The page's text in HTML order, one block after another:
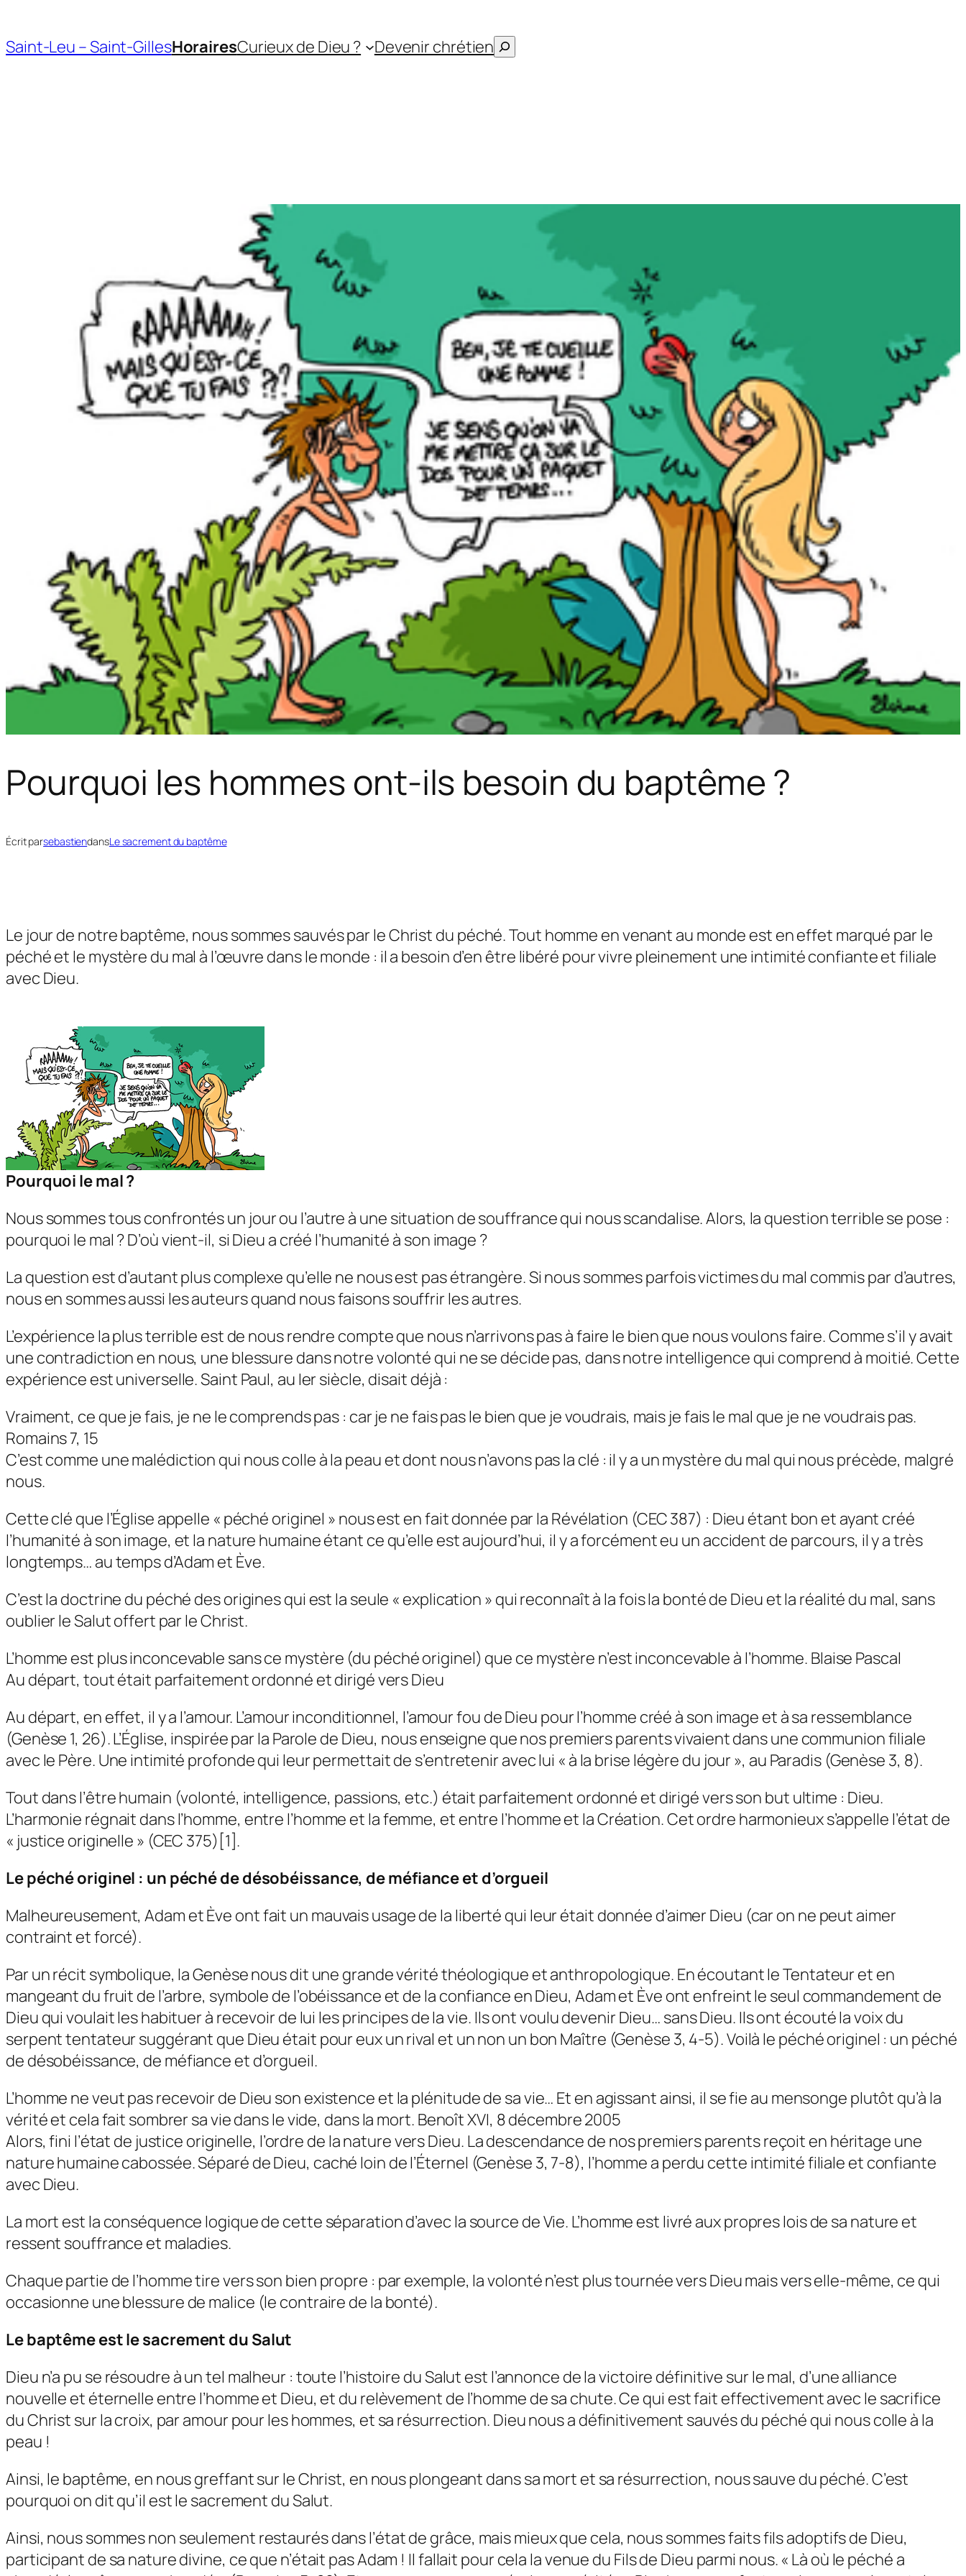
au
contenu
Saint-Leu – Saint-GillesHorairesCurieux de Dieu ? Devenir chrétien Rechercher
Pourquoi les hommes ont-ils besoin du baptême ?
Écrit parsebastiendansLe sacrement du baptême
Le jour de notre baptême, nous sommes sauvés par le Christ du péché. Tout homme en venant au monde est en effet marqué par le
péché et le mystère du mal à l’œuvre dans le monde : il a besoin d’en être libéré pour vivre pleinement une intimité confiante et filiale
avec Dieu.
Pourquoi le mal ?
Nous sommes tous confrontés un jour ou l’autre à une situation de souffrance qui nous scandalise. Alors, la question terrible se pose :
pourquoi le mal ? D’où vient-il, si Dieu a créé l’humanité à son image ?
La question est d’autant plus complexe qu’elle ne nous est pas étrangère. Si nous sommes parfois victimes du mal commis par d’autres,
nous en sommes aussi les auteurs quand nous faisons souffrir les autres.
L’expérience la plus terrible est de nous rendre compte que nous n’arrivons pas à faire le bien que nous voulons faire. Comme s’il y avait
une contradiction en nous, une blessure dans notre volonté qui ne se décide pas, dans notre intelligence qui comprend à moitié. Cette
expérience est universelle. Saint Paul, au Ier siècle, disait déjà :
Vraiment, ce que je fais, je ne le comprends pas : car je ne fais pas le bien que je voudrais, mais je fais le mal que je ne voudrais pas.
Romains 7, 15
C’est comme une malédiction qui nous colle à la peau et dont nous n’avons pas la clé : il y a un mystère du mal qui nous précède, malgré
nous.
Cette clé que l’Église appelle « péché originel » nous est en fait donnée par la Révélation (CEC 387) : Dieu étant bon et ayant créé
l’humanité à son image, et la nature humaine étant ce qu’elle est aujourd’hui, il y a forcément eu un accident de parcours, il y a très
longtemps… au temps d’Adam et Ève.
C’est la doctrine du péché des origines qui est la seule « explication » qui reconnaît à la fois la bonté de Dieu et la réalité du mal, sans
oublier le Salut offert par le Christ.
L’homme est plus inconcevable sans ce mystère (du péché originel) que ce mystère n’est inconcevable à l’homme. Blaise Pascal
Au départ, tout était parfaitement ordonné et dirigé vers Dieu
Au départ, en effet, il y a l’amour. L’amour inconditionnel, l’amour fou de Dieu pour l’homme créé à son image et à sa ressemblance
(Genèse 1, 26). L’Église, inspirée par la Parole de Dieu, nous enseigne que nos premiers parents vivaient dans une communion filiale
avec le Père. Une intimité profonde qui leur permettait de s’entretenir avec lui « à la brise légère du jour », au Paradis (Genèse 3, 8).
Tout dans l’être humain (volonté, intelligence, passions, etc.) était parfaitement ordonné et dirigé vers son but ultime : Dieu.
L’harmonie régnait dans l’homme, entre l’homme et la femme, et entre l’homme et la Création. Cet ordre harmonieux s’appelle l’état de
« justice originelle » (CEC 375)[1].
Le péché originel : un péché de désobéissance, de méfiance et d’orgueil
Malheureusement, Adam et Ève ont fait un mauvais usage de la liberté qui leur était donnée d’aimer Dieu (car on ne peut aimer
contraint et forcé).
Par un récit symbolique, la Genèse nous dit une grande vérité théologique et anthropologique. En écoutant le Tentateur et en
mangeant du fruit de l’arbre, symbole de l’obéissance et de la confiance en Dieu, Adam et Ève ont enfreint le seul commandement de
Dieu qui voulait les habituer à recevoir de lui les principes de la vie. Ils ont voulu devenir Dieu… sans Dieu. Ils ont écouté la voix du
serpent tentateur suggérant que Dieu était pour eux un rival et un non un bon Maître (Genèse 3, 4-5). Voilà le péché originel : un péché
de désobéissance, de méfiance et d’orgueil.
L’homme ne veut pas recevoir de Dieu son existence et la plénitude de sa vie… Et en agissant ainsi, il se fie au mensonge plutôt qu’à la
vérité et cela fait sombrer sa vie dans le vide, dans la mort. Benoît XVI, 8 décembre 2005
Alors, fini l’état de justice originelle, l’ordre de la nature vers Dieu. La descendance de nos premiers parents reçoit en héritage une
nature humaine cabossée. Séparé de Dieu, caché loin de l’Éternel (Genèse 3, 7-8), l’homme a perdu cette intimité filiale et confiante
avec Dieu.
La mort est la conséquence logique de cette séparation d’avec la source de Vie. L’homme est livré aux propres lois de sa nature et
ressent souffrance et maladies.
Chaque partie de l’homme tire vers son bien propre : par exemple, la volonté n’est plus tournée vers Dieu mais vers elle-même, ce qui
occasionne une blessure de malice (le contraire de la bonté).
Le baptême est le sacrement du Salut
Dieu n’a pu se résoudre à un tel malheur : toute l’histoire du Salut est l’annonce de la victoire définitive sur le mal, d’une alliance
nouvelle et éternelle entre l’homme et Dieu, et du relèvement de l’homme de sa chute. Ce qui est fait effectivement avec le sacrifice
du Christ sur la croix, par amour pour les hommes, et sa résurrection. Dieu nous a définitivement sauvés du péché qui nous colle à la
peau !
Ainsi, le baptême, en nous greffant sur le Christ, en nous plongeant dans sa mort et sa résurrection, nous sauve du péché. C’est
pourquoi on dit qu’il est le sacrement du Salut.
Ainsi, nous sommes non seulement restaurés dans l’état de grâce, mais mieux que cela, nous sommes faits fils adoptifs de Dieu,
participant de sa nature divine, ce que n’était pas Adam ! Il fallait pour cela la venue du Fils de Dieu parmi nous. « Là où le péché a